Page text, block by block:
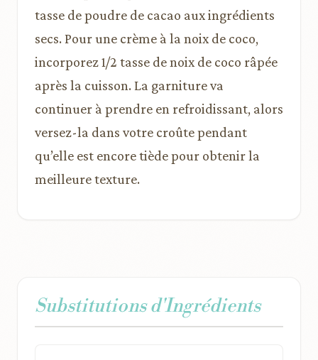
tasse de poudre de cacao aux ingrédients
secs. Pour une crème à la noix de coco,
incorporez 1/2 tasse de noix de coco râpée
après la cuisson. La garniture va
continuer à prendre en refroidissant, alors
versez-la dans votre croûte pendant
qu’elle est encore tiède pour obtenir la
meilleure texture.
Substitutions d'Ingrédients